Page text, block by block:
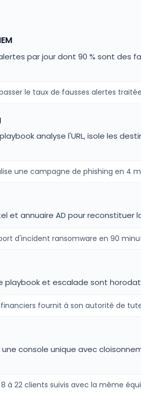
par jour dont 90 % sont des
le taux de fausses alertes
analyse l'URL, isole les
une campagne de phishing en 4
et annuaire AD pour
d'incident ransomware en 90
playbook et escalade sont
fournit à son autorité de
une console unique avec
à 22 clients suivis avec la même